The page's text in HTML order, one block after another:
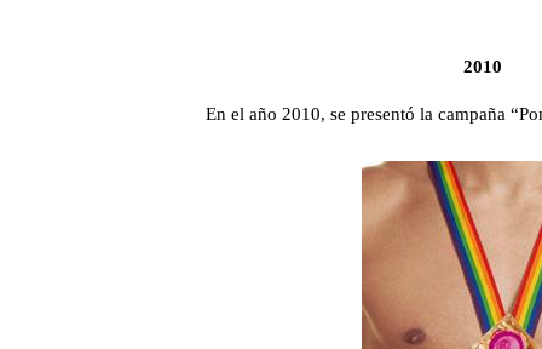
En el año 2010, se presentó la campaña
2010